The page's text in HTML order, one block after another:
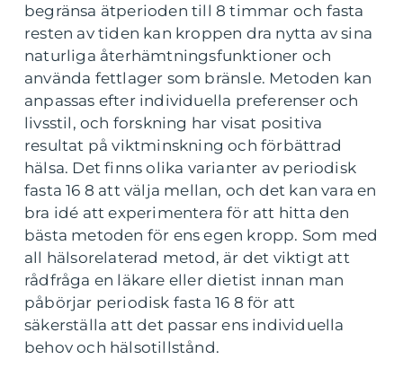
begränsa ätperioden till 8 timmar och fasta
resten av tiden kan kroppen dra nytta av sina
naturliga återhämtningsfunktioner och
använda fettlager som bränsle. Metoden kan
anpassas efter individuella preferenser och
livsstil, och forskning har visat positiva
resultat på viktminskning och förbättrad
hälsa. Det finns olika varianter av periodisk
fasta 16 8 att välja mellan, och det kan vara en
bra idé att experimentera för att hitta den
bästa metoden för ens egen kropp. Som med
all hälsorelaterad metod, är det viktigt att
rådfråga en läkare eller dietist innan man
påbörjar periodisk fasta 16 8 för att
säkerställa att det passar ens individuella
behov och hälsotillstånd.